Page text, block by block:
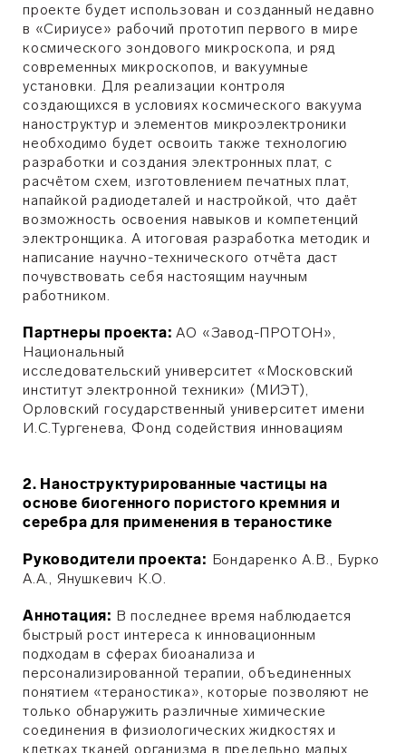
проекте будет использован и созданный недавно
в «Сириусе» рабочий прототип первого в мире
космического зондового микроскопа, и ряд
современных микроскопов, и вакуумные
установки. Для реализации контроля
создающихся в условиях космического вакуума
наноструктур и элементов микроэлектроники
необходимо будет освоить также технологию
разработки и создания электронных плат, с
расчётом схем, изготовлением печатных плат,
напайкой радиодеталей и настройкой, что даёт
возможность освоения навыков и компетенций
электронщика. А итоговая разработка методик и
написание научно-технического отчёта даст
почувствовать себя настоящим научным
работником.
Партнеры проекта:АО «Завод-ПРОТОН»,
Национальный
исследовательский университет «Московский
институт электронной техники» (МИЭТ),
Орловский государственный университет имени
И.С.Тургенева, Фонд содействия инновациям
2. Наноструктурированные частицы на
основе биогенного пористого кремния и
серебра для применения в тераностике
Руководители проекта: Бондаренко А.В., Бурко
А.А., Янушкевич К.О.
Аннотация: В последнее время наблюдается
быстрый рост интереса к инновационным
подходам в сферах биоанализа и
персонализированной терапии, объединенных
понятием «тераностика», которые позволяют не
только обнаружить различные химические
соединения в физиологических жидкостях и
клетках тканей организма в предельно малых